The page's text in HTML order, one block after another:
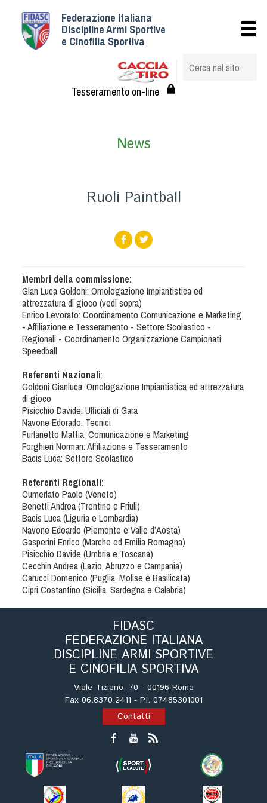
Federazione Italiana
Discipline Armi Sportive
e Cinofilia Sportiva
Tesseramento on-line
News
Ruoli Paintball
Membri della commissione:
Gian Luca Goldoni: Omologazione Impiantistica ed
attrezzatura di gioco (vedi sopra)
Enrico Levorato: Coordinamento Comunicazione e Marketing
- Affiliazione e Tesseramento - Settore Scolastico -
Regionali - Coordinamento Organizzazione Campionati
Speedball
Referenti Nazionali:
Goldoni Gianluca: Omologazione Impiantistica ed attrezzatura
di gioco
Pisicchio Davide: Ufficiali di Gara
Navone Edorado: Tecnici
Furlanetto Mattia: Comunicazione e Marketing
Forghieri Norman: Affiliazione e Tesseramento
Bacis Luca: Settore Scolastico
Referenti Regionali:
Cumerlato Paolo (Veneto)
Benetti Andrea (Trentino e Friuli)
Bacis Luca (Liguria e Lombardia)
Navone Edoardo (Piemonte e Valle d’Aosta)
Gasperini Enrico (Marche ed Emilia Romagna)
Pisicchio Davide (Umbria e Toscana)
Cecchin Andrea (Lazio, Abruzzo e Campania)
Carucci Domenico (Puglia, Molise e Basilicata)
Cipri Costantino (Sicilia, Sardegna e Calabria)
FIDASC
FEDERAZIONE ITALIANA
DISCIPLINE ARMI SPORTIVE
E CINOFILIA SPORTIVA
Viale Tiziano, 70 - 00196 Roma
Fax 06.8370.2411 - P.I. 07485301001
Contatti
Istituzionale
Struttura
Albo Veterinari federali
Statuto e Regolamenti
Assicurazione
Società
Tesserati
Referenti e gruppi di lavoro regionali
Scuole Federali
Tecnici
Direttori di Gara
Organi di Giustizia - Dispositivi
Modelli e moduli
Albo Atleti Cinofili
Guida Locandine Ufficiali
English e Training Sporting
Tiro a Palla
Tiro con l'arco da caccia
Field Target
Paintball
Softair
Cinofilia Sportiva
Agility
DiscDog
Dog Balance
Dog Trail